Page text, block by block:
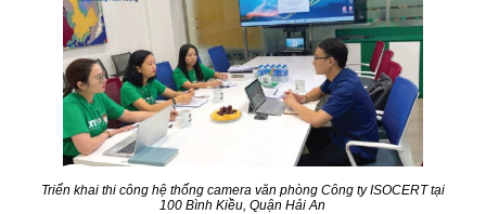
Triển khai thi công hệ thống camera văn phòng Công ty ISOCERT tại
100 Bình Kiều, Quận Hải An